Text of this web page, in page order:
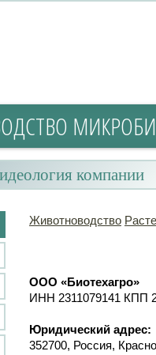
идеология компании
Животноводство
ООО «Биотехагро»
ИНН 2311079141 КПП
Юридический адрес:
352700, Россия,